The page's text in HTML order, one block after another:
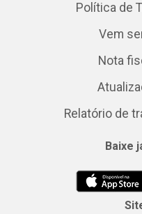
Política de
Vem
Nota
Relatório de
Baixe